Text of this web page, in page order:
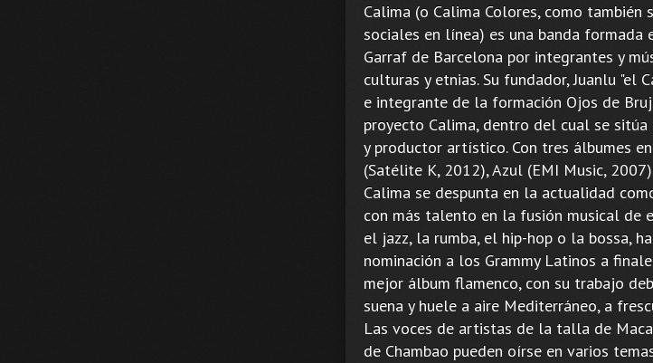
Calima (o Calima Colores, como también
sociales en línea) es una banda formada
Garraf de Barcelona por integrantes y
culturas y etnias. Su fundador, Juanlu "el
e integrante de la formación Ojos de
proyecto Calima, dentro del cual se
y productor artístico. Con tres álbumes
(Satélite K, 2012), Azul (EMI Music,
Calima se despunta en la actualidad
con más talento en la fusión musical de
el jazz, la rumba, el hip-hop o la bossa,
nominación a los Grammy Latinos a
mejor álbum flamenco, con su trabajo
suena y huele a aire Mediterráneo, a
Las voces de artistas de la talla de
de Chambao pueden oírse en varios